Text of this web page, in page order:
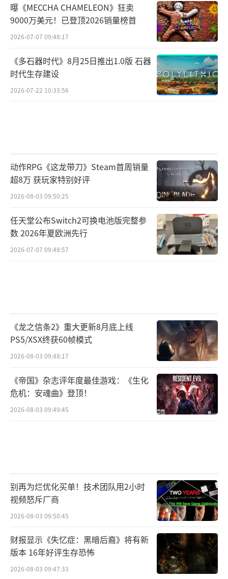
曝《MECCHA CHAMELEON》狂卖
9000万美元！已登顶2026销量榜首
2026-07-07 09:48:17
《多石器时代》8月25日推出1.0版 石器
时代生存建设
2026-07-22 10:33:56
动作RPG《这龙带刀》Steam首周销量
超8万 获玩家特别好评
2026-08-03 09:50:25
任天堂公布Switch2可换电池版完整参
数 2026年夏欧洲先行
2026-07-07 09:48:57
《龙之信条2》重大更新8月底上线
PS5/XSX终获60帧模式
2026-08-03 09:48:17
《帝国》杂志评年度最佳游戏：《生化
危机：安魂曲》登顶！
2026-08-03 09:49:45
别再为烂优化买单！技术团队用2小时
视频怒斥厂商
2026-08-03 09:50:45
财报显示《失忆症：黑暗后裔》将有新
版本 16年好评生存恐怖
2026-08-03 09:47:33